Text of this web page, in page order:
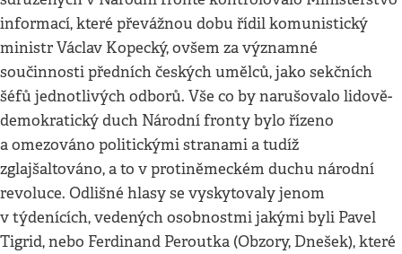
informací, které převážnou dobu řídil komunistický
ministr Václav Kopecký, ovšem za významné
součinnosti předních českých umělců, jako sekčních
šéfů jednotlivých odborů. Vše co by narušovalo lidově-
demokratický duch Národní fronty bylo řízeno
a omezováno politickými stranami a tudíž
zglajšaltováno, a to v protiněmeckém duchu národní
revoluce. Odlišné hlasy se vyskytovaly jenom
v týdenících, vedených osobnostmi jakými byli Pavel
Tigrid, nebo Ferdinand Peroutka (Obzory, Dnešek), které